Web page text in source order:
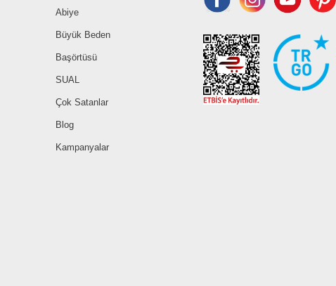
Abiye
Büyük Beden
Başörtüsü
SUAL
Çok Satanlar
Blog
Kampanyalar